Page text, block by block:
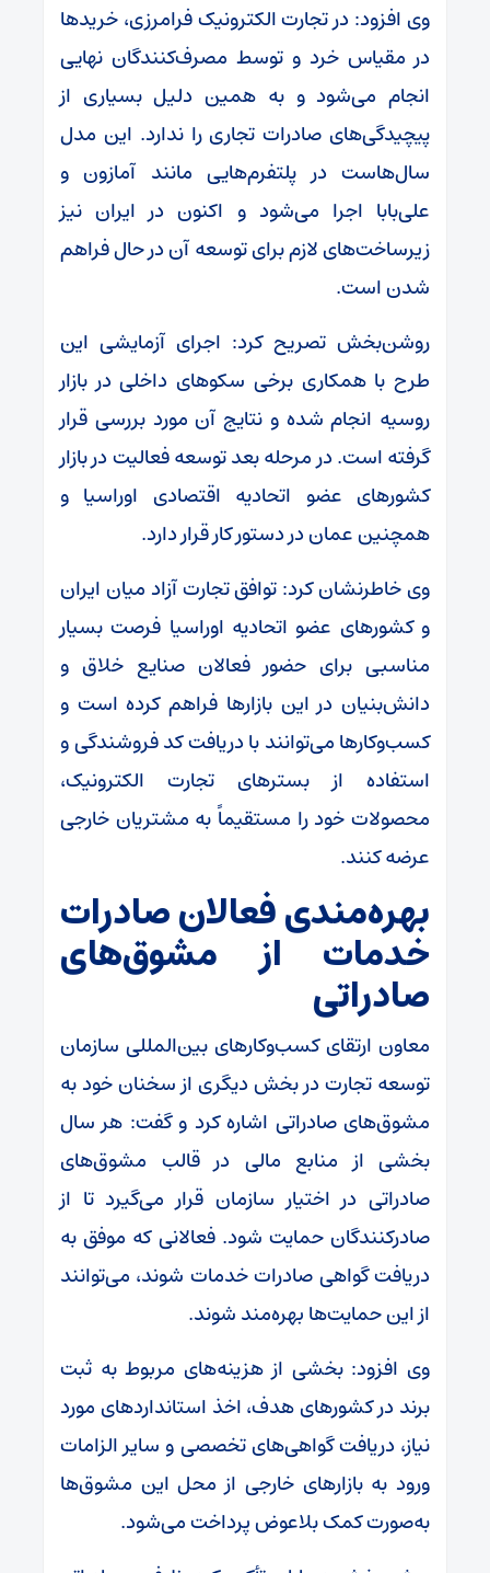
وی افزود: در تجارت الکترونیک فرامرزی، خریدها
در مقیاس خرد و توسط مصرف‌کنندگان نهایی
انجام می‌شود و به همین دلیل بسیاری از
پیچیدگی‌های صادرات تجاری را ندارد. این مدل
سال‌هاست در پلتفرم‌هایی مانند آمازون و
علی‌بابا اجرا می‌شود و اکنون در ایران نیز
زیرساخت‌های لازم برای توسعه آن در حال فراهم
شدن است.
روشن‌بخش تصریح کرد: اجرای آزمایشی این
طرح با همکاری برخی سکوهای داخلی در بازار
روسیه انجام شده و نتایج آن مورد بررسی قرار
گرفته است. در مرحله بعد توسعه فعالیت در بازار
کشورهای عضو اتحادیه اقتصادی اوراسیا و
همچنین عمان در دستور کار قرار دارد.
وی خاطرنشان کرد: توافق تجارت آزاد میان ایران
و کشورهای عضو اتحادیه اوراسیا فرصت بسیار
مناسبی برای حضور فعالان صنایع خلاق و
دانش‌بنیان در این بازارها فراهم کرده است و
کسب‌وکارها می‌توانند با دریافت کد فروشندگی و
استفاده از بسترهای تجارت الکترونیک،
محصولات خود را مستقیماً به مشتریان خارجی
عرضه کنند.
بهره‌مندی فعالان صادرات
خدمات از مشوق‌های
صادراتی
معاون ارتقای کسب‌وکارهای بین‌المللی سازمان
توسعه تجارت در بخش دیگری از سخنان خود به
مشوق‌های صادراتی اشاره کرد و گفت: هر سال
بخشی از منابع مالی در قالب مشوق‌های
صادراتی در اختیار سازمان قرار می‌گیرد تا از
صادرکنندگان حمایت شود. فعالانی که موفق به
دریافت گواهی صادرات خدمات شوند، می‌توانند
از این حمایت‌ها بهره‌مند شوند.
وی افزود: بخشی از هزینه‌های مربوط به ثبت
برند در کشورهای هدف، اخذ استانداردهای مورد
نیاز، دریافت گواهی‌های تخصصی و سایر الزامات
ورود به بازارهای خارجی از محل این مشوق‌ها
به‌صورت کمک بلاعوض پرداخت می‌شود.